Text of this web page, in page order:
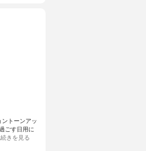
ントーンアッ
ごす日用に
続きを見る